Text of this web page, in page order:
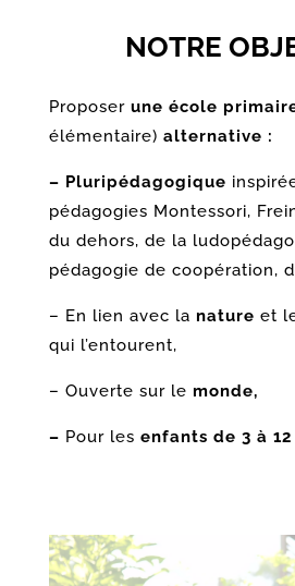
NOTRE
Proposer une école
élémentaire) alternative :
– Pluripédagogique
pédagogies Montessori,
du dehors, de la
pédagogie de coopération,
– En lien avec la nature et
qui l’entourent,
– Ouverte sur le monde,
– Pour les enfants de 3 à 12